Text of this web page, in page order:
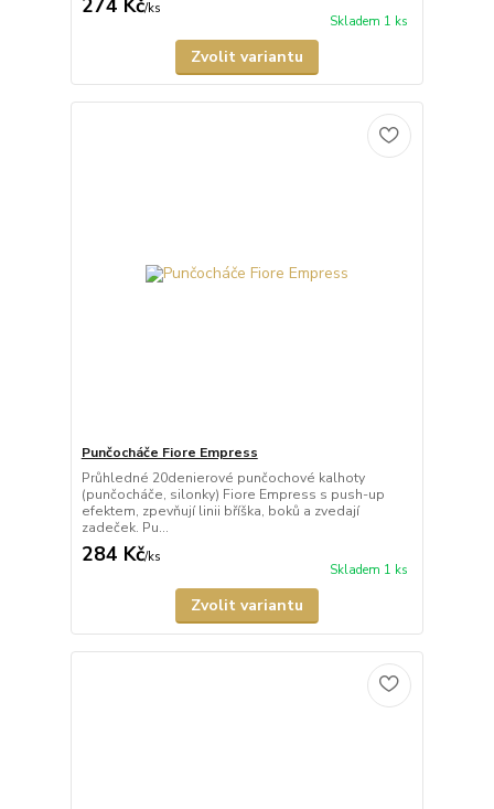
/ks
Skladem 1 ks
Zvolit variantu
Punčocháče Fiore Empress
Průhledné 20denierové punčochové kalhoty
(punčocháče, silonky) Fiore Empress s push-up
efektem, zpevňují linii bříška, boků a zvedají
zadeček. Pu...
284 Kč/ks
Skladem 1 ks
Zvolit variantu